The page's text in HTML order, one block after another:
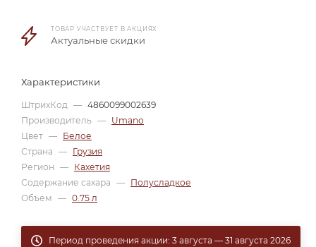
ТОВАР УЧАСТВУЕТ В АКЦИЯХ
Актуальные скидки
Характеристики
ШтрихКод — 4860099002639
Производитель — Umano
Цвет — Белое
Страна — Грузия
Регион — Кахетия
Содержание сахара — Полусладкое
Объем — 0.75 л
Период проведения акции: 3 августа — 31 августа 2026